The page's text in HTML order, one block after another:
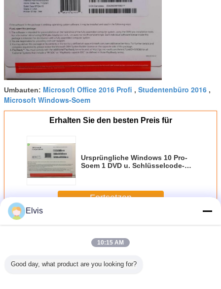
Umbauten: Microsoft Office 2016 Profi , Studentenbüro 2016 ,
Microsoft Windows-Soem
Erhalten Sie den besten Preis für
Ursprüngliche Windows 10 Pro-
Soem 1 DVD u. Schlüsselcode-
Fortsetzen
MehrSonstige Software
Elvis
10:15 AM
Good day, what product are you looking for?